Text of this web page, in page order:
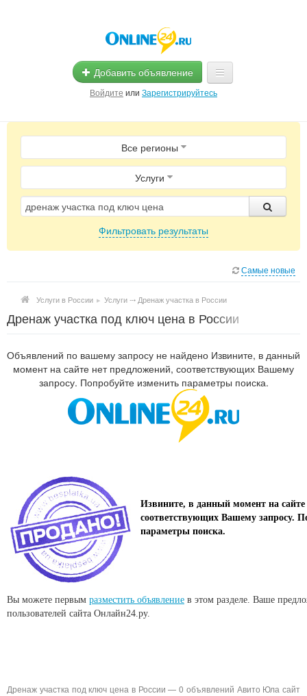
Добавить объявление
Войдите или Зарегистрируйтесь
Главная
Помощь
Услуги
Реклама
Магазины
Все регионы
Услуги
Фильтровать результаты
Самые новые
Услуги в России ▸ Услуги ⤏ Дренаж участка в России
Дренаж участка под ключ цена в России
Объявлений по вашему запросу не найдено Извините, в данный
момент на сайте нет предложений, соответствующих Вашему
запросу. Попробуйте изменить параметры поиска.
Извините, в данный момент на сайте
соответствующих Вашему запросу.
параметры поиска.
Вы можете первым разместить объявление в этом разделе. Ваше
пользователей сайта Онлайн24.ру.
Дренаж участка под ключ цена в России — 0 объявлений Авито Юла сайт